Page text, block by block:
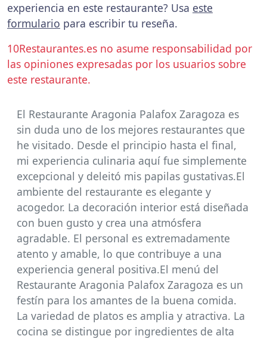
experiencia en este restaurante? Usa este
formulario para escribir tu reseña.
10Restaurantes.es no asume responsabilidad por
las opiniones expresadas por los usuarios sobre
este restaurante.
El Restaurante Aragonia Palafox Zaragoza es
sin duda uno de los mejores restaurantes que
he visitado. Desde el principio hasta el final,
mi experiencia culinaria aquí fue simplemente
excepcional y deleitó mis papilas gustativas.El
ambiente del restaurante es elegante y
acogedor. La decoración interior está diseñada
con buen gusto y crea una atmósfera
agradable. El personal es extremadamente
atento y amable, lo que contribuye a una
experiencia general positiva.El menú del
Restaurante Aragonia Palafox Zaragoza es un
festín para los amantes de la buena comida.
La variedad de platos es amplia y atractiva. La
cocina se distingue por ingredientes de alta